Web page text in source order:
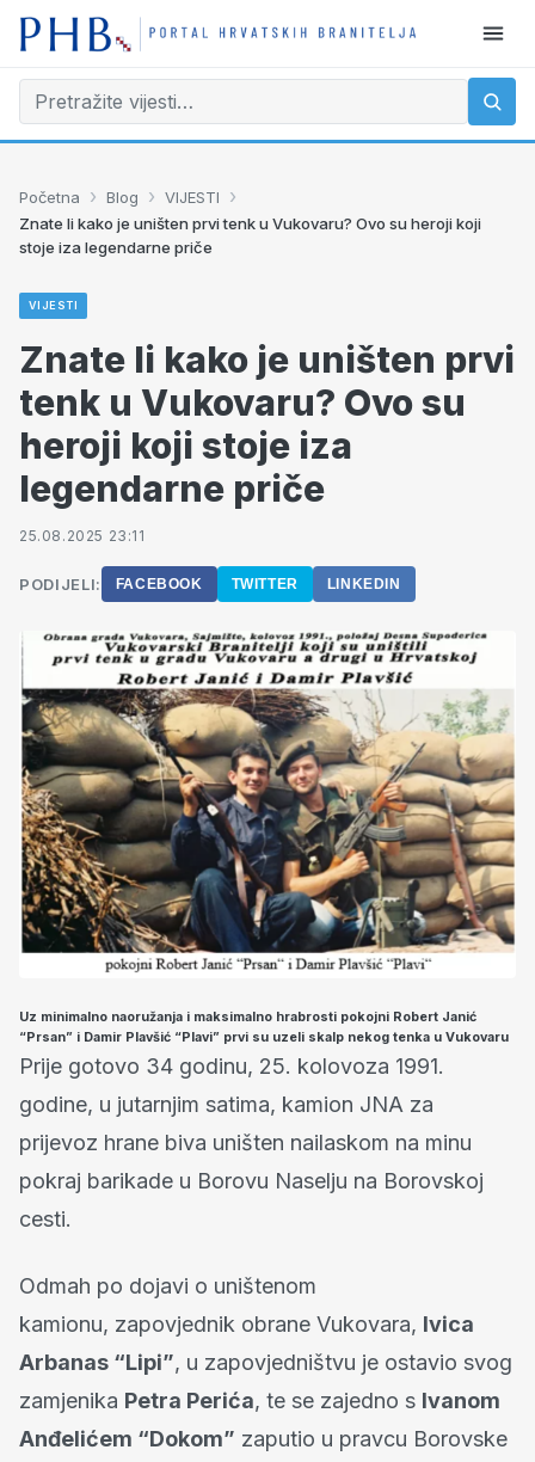
Početna › Blog › VIJESTI ›
Znate li kako je uništen prvi tenk u Vukovaru? Ovo su heroji koji
stoje iza legendarne priče
VIJESTI
Znate li kako je uništen prvi
tenk u Vukovaru? Ovo su
heroji koji stoje iza
legendarne priče
25.08.2025 23:11
PODIJELI: FACEBOOK TWITTER LINKEDIN
Uz minimalno naoružanja i maksimalno hrabrosti pokojni Robert Janić
“Prsan” i Damir Plavšić “Plavi” prvi su uzeli skalp nekog tenka u Vukovaru
Prije gotovo 34 godinu, 25. kolovoza 1991.
godine, u jutarnjim satima, kamion JNA za
prijevoz hrane biva uništen nailaskom na minu
pokraj barikade u Borovu Naselju na Borovskoj
cesti.
Odmah po dojavi o uništenom
kamionu, zapovjednik obrane Vukovara, Ivica
Arbanas “Lipi”, u zapovjedništvu je ostavio svog
zamjenika Petra Perića, te se zajedno s Ivanom
Anđelićem “Dokom” zaputio u pravcu Borovske